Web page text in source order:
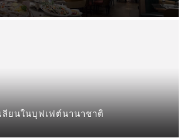
ลียนในบุฟเฟต์นานาชาติ